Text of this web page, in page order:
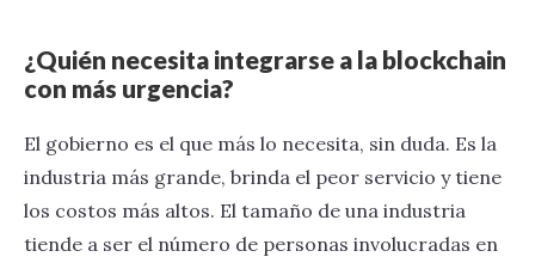
¿Quién necesita integrarse a la blockchain
con más urgencia?
El gobierno es el que más lo necesita, sin duda. Es la
industria más grande, brinda el peor servicio y tiene
los costos más altos. El tamaño de una industria
tiende a ser el número de personas involucradas en